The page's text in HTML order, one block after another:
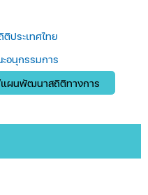
ประเทศไทย
อนุกรรมการ
ผนพัฒนาสถิติทางการ